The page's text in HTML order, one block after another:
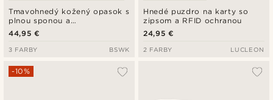
Tmavohnedý kožený opasok s
plnou sponou a
automatickým zapínaním
44,95 €
3 FARBY BSWK
Hnedé puzdro na karty so
zipsom a RFID ochranou
24,95 €
2 FARBY LUCLEON
-10%